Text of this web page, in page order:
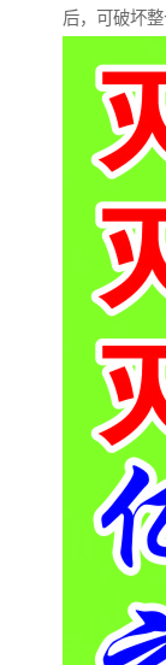
后，可破坏整